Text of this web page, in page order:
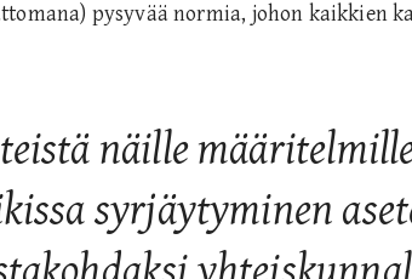
pysyvää normia, johon kaikkien
näille
syrjäytyminen